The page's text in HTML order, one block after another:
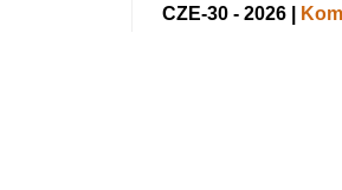
CZE-30 - 2026 |